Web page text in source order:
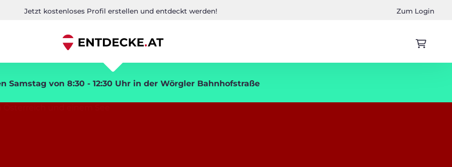
Jetzt kostenloses Profil erstellen und entdeckt werden! Zum Login
Samstag von 8:30 - 12:30 Uhr in der Wörgler Bahnhofstraße